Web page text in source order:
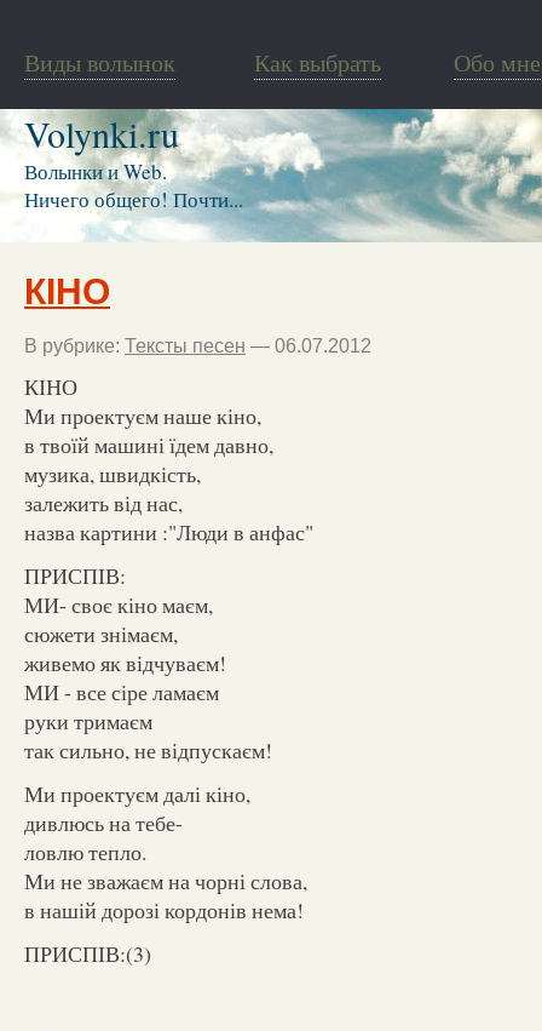
Виды волынок Как выбрать Обо мне
Volynki.ru
Волынки и Web.
Ничего общего! Почти...
КІНО
В рубрике: Тексты песен — 06.07.2012
КІНО
Ми проектуєм наше кіно,
в твоїй машині їдем давно,
музика, швидкість,
залежить від нас,
назва картини :"Люди в анфас"
ПРИСПІВ:
МИ- своє кіно маєм,
сюжети знімаєм,
живемо як відчуваєм!
МИ - все сіре ламаєм
руки тримаєм
так сильно, не відпускаєм!
Ми проектуєм далі кіно,
дивлюсь на тебе-
ловлю тепло.
Ми не зважаєм на чорні слова,
в нашій дорозі кордонів нема!
ПРИСПІВ:(3)